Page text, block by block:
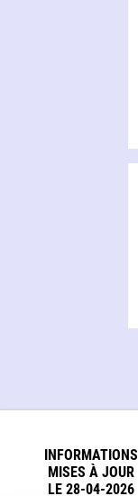
INFORMATIONS
MISES À JOUR
LE 28-04-2026